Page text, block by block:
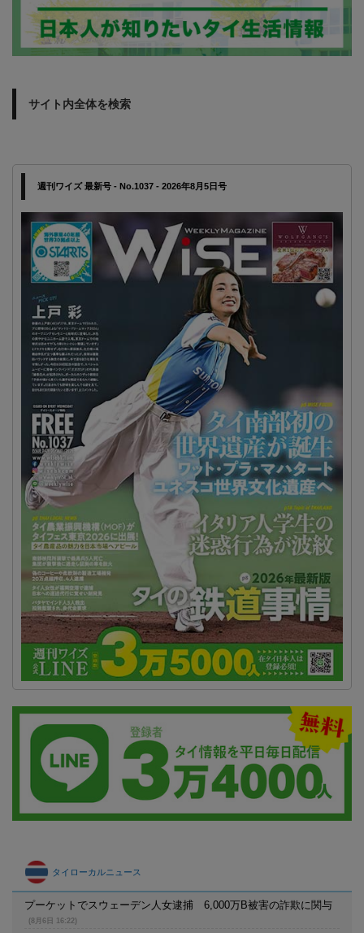
サイト内全体を検索
週刊ワイズ 最新号 - No.1037 - 2026年8月5日号
タイローカルニュース
プーケットでスウェーデン人女逮捕 6,000万B被害の詐欺に関与
(8月6日 16:22)